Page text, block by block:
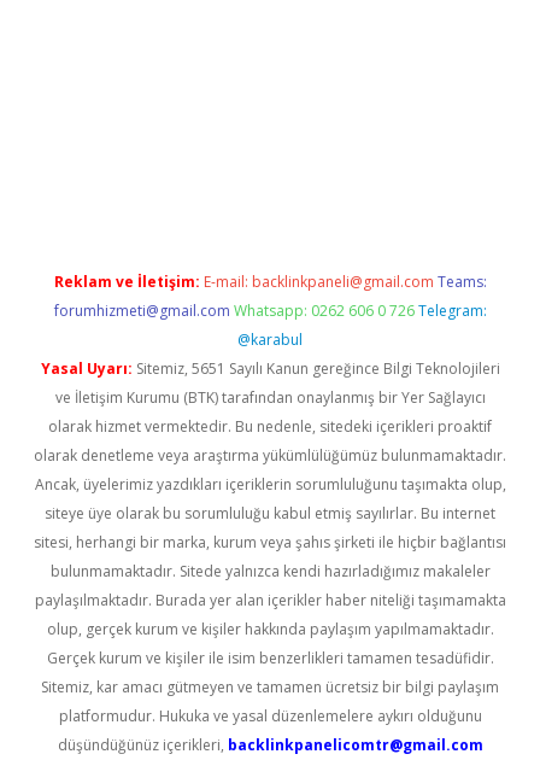
Reklam ve İletişim: E-mail: backlinkpaneli@gmail.com Teams:
forumhizmeti@gmail.com Whatsapp: 0262 606 0 726 Telegram:
@karabul
Yasal Uyarı: Sitemiz, 5651 Sayılı Kanun gereğince Bilgi Teknolojileri
ve İletişim Kurumu (BTK) tarafından onaylanmış bir Yer Sağlayıcı
olarak hizmet vermektedir. Bu nedenle, sitedeki içerikleri proaktif
olarak denetleme veya araştırma yükümlülüğümüz bulunmamaktadır.
Ancak, üyelerimiz yazdıkları içeriklerin sorumluluğunu taşımakta olup,
siteye üye olarak bu sorumluluğu kabul etmiş sayılırlar. Bu internet
sitesi, herhangi bir marka, kurum veya şahıs şirketi ile hiçbir bağlantısı
bulunmamaktadır. Sitede yalnızca kendi hazırladığımız makaleler
paylaşılmaktadır. Burada yer alan içerikler haber niteliği taşımamakta
olup, gerçek kurum ve kişiler hakkında paylaşım yapılmamaktadır.
Gerçek kurum ve kişiler ile isim benzerlikleri tamamen tesadüfidir.
Sitemiz, kar amacı gütmeyen ve tamamen ücretsiz bir bilgi paylaşım
platformudur. Hukuka ve yasal düzenlemelere aykırı olduğunu
düşündüğünüz içerikleri, backlinkpanelicomtr@gmail.com